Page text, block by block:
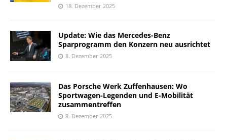
18. Dezember 2025
Update: Wie das Mercedes-Benz
Sparprogramm den Konzern neu ausrichtet
8. Dezember 2025
Das Porsche Werk Zuffenhausen: Wo
Sportwagen-Legenden und E-Mobilität
zusammentreffen
8. Dezember 2025